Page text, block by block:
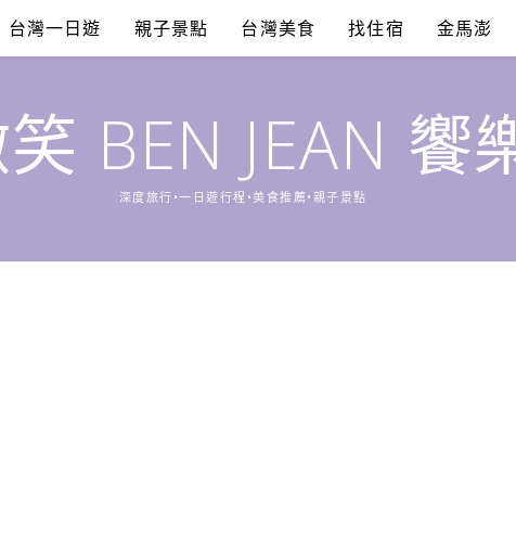
台灣一日遊 親子景點 台灣美食 找住宿 金馬澎
BEN JEAN 饗
深度旅行•一日遊行程•美食推薦•親子景點